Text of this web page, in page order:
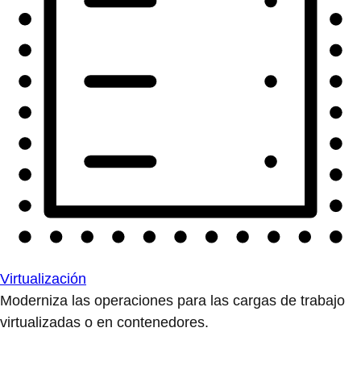
Virtualización
Moderniza las operaciones para las cargas de trabajo
virtualizadas o en contenedores.